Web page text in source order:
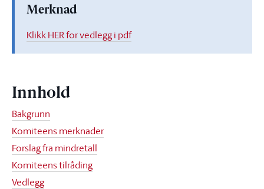
Merknad
Klikk HER for vedlegg i pdf
Innhold
Bakgrunn
Komiteens merknader
Forslag fra mindretall
Komiteens tilråding
Vedlegg